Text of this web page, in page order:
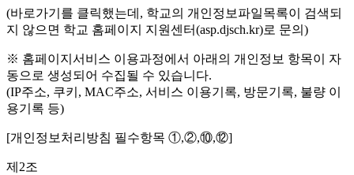
(바로가기를 클릭했는데, 학교의 개인정보파일목록이 검색되
지 않으면 학교 홈페이지 지원센터(asp.djsch.kr)로 문의)
※ 홈페이지서비스 이용과정에서 아래의 개인정보 항목이 자
동으로 생성되어 수집될 수 있습니다.
(IP주소, 쿠키, MAC주소, 서비스 이용기록, 방문기록, 불량 이
용기록 등)
[개인정보처리방침 필수항목 ①,②,⑩,⑫]
제2조